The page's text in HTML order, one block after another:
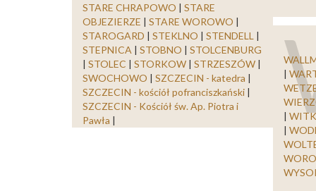
STARE CHRAPOWO | STARE
OBJEZIERZE | STARE WOROWO |
STAROGARD | STEKLNO | STENDELL |
STEPNICA | STOBNO | STOLCENBURG
| STOLEC | STORKOW | STRZESZÓW |
SWOCHOWO | SZCZECIN - katedra |
SZCZECIN - kościół pofranciszkański |
SZCZECIN - Kościół św. Ap. Piotra i
Pawła |
|
|
|